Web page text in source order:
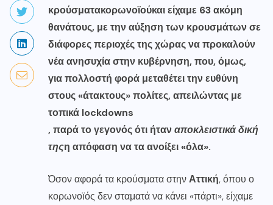
κρούσματακορωνοϊούκαι είχαμε 63 ακόμη
θανάτους, με την αύξηση των κρουσμάτων σε
διάφορες περιοχές της χώρας να προκαλούν
νέα ανησυχία στην κυβέρνηση, που, όμως,
για πολλοστή φορά μεταθέτει την ευθύνη
στους «άτακτους» πολίτες, απειλώντας με
τοπικά lockdowns
, παρά το γεγονός ότι ήταναποκλειστικά δική
τηςη απόφαση να τα ανοίξει «όλα».
Όσον αφορά τα κρούσματα στηνΑττική, όπου ο
κορωνοϊός δεν σταματά να κάνει «πάρτι», είχαμε